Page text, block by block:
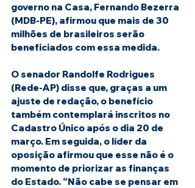
governo na Casa, Fernando Bezerra
(MDB-PE), afirmou que mais de 30
milhões de brasileiros serão
beneficiados com essa medida.
O senador Randolfe Rodrigues
(Rede-AP) disse que, graças a um
ajuste de redação, o benefício
também contemplará inscritos no
Cadastro Único após o dia 20 de
março. Em seguida, o líder da
oposição afirmou que esse não é o
momento de priorizar as finanças
do Estado. “Não cabe se pensar em